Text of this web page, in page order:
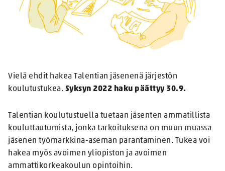
Vielä ehdit hakea Talentian jäsenenä järjestön
koulutustukea. Syksyn 2022 haku päättyy 30.9.
Talentian koulutustuella tuetaan jäsenten ammatillista
kouluttautumista, jonka tarkoituksena on muun muassa
jäsenen työmarkkina-aseman parantaminen. Tukea voi
hakea myös avoimen yliopiston ja avoimen
ammattikorkeakoulun opintoihin.